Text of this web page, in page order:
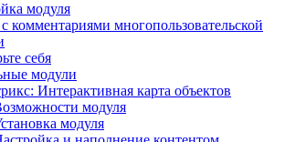
модуля
комментариями многопользовательской
себя
модули
Интерактивная карта объектов
модуля
модуля